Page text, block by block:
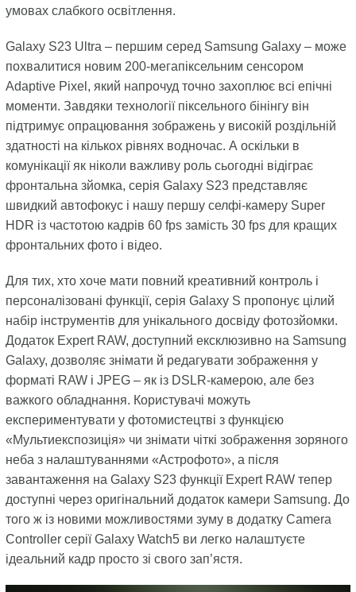
умовах слабкого освітлення.
Galaxy S23 Ultra – першим серед Samsung Galaxy – може
похвалитися новим 200-мегапіксельним сенсором
Adaptive Pixel, який напрочуд точно захоплює всі епічні
моменти. Завдяки технології піксельного бінінгу він
підтримує опрацювання зображень у високій роздільній
здатності на кількох рівнях водночас. А оскільки в
комунікації як ніколи важливу роль сьогодні відіграє
фронтальна зйомка, серія Galaxy S23 представляє
швидкий автофокус і нашу першу селфі-камеру Super
HDR із частотою кадрів 60 fps замість 30 fps для кращих
фронтальних фото і відео.
Для тих, хто хоче мати повний креативний контроль і
персоналізовані функції, серія Galaxy S пропонує цілий
набір інструментів для унікального досвіду фотозйомки.
Додаток Expert RAW, доступний ексклюзивно на Samsung
Galaxy, дозволяє знімати й редагувати зображення у
форматі RAW і JPEG – як із DSLR-камерою, але без
важкого обладнання. Користувачі можуть
експериментувати у фотомистецтві з функцією
«Мультиекспозиція» чи знімати чіткі зображення зоряного
неба з налаштуваннями «Астрофото», а після
завантаження на Galaxy S23 функції Expert RAW тепер
доступні через оригінальний додаток камери Samsung. До
того ж із новими можливостями зуму в додатку Camera
Controller серії Galaxy Watch5 ви легко налаштуєте
ідеальний кадр просто зі свого зап’ястя.